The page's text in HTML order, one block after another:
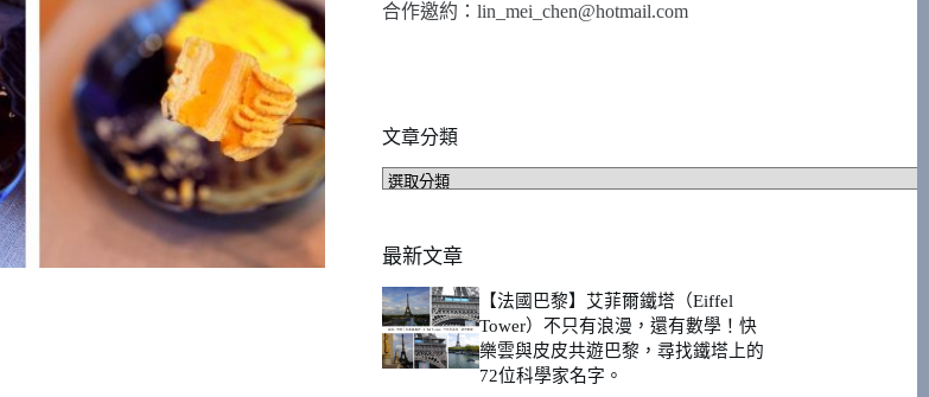
合作邀約：lin_mei_chen@hotmail.com
文章分類
文
類
最新文章
【法國巴黎】艾菲爾鐵塔（Eiffel
Tower）不只有浪漫，還有數學！快
樂雲與皮皮共遊巴黎，尋找鐵塔上的
72位科學家名字。